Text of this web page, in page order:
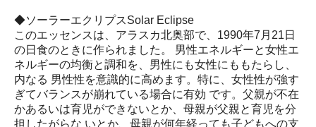
◆ソーラーエクリプスSolar Eclipse
このエッセンスは、アラスカ北奥部で、1990年7月21日
の日食のときに作られました。 男性エネルギーと女性エ
ネルギーの均衡と調和を、男性にも女性にももたらし、
内なる 男性性を意識的に高めます。特に、女性性が強す
ぎてバランスが崩れている場合に有効 です。父親が不在
かあるいは育児ができないとか、母親が父親と育児を分
担したがらな いとか、母親が何年経っても子どもへの支